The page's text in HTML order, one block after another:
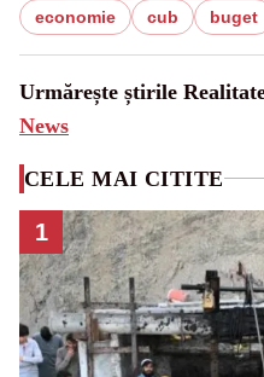
economie
cub buget
Urmărește știrile
News
CELE MAI CITITE
1